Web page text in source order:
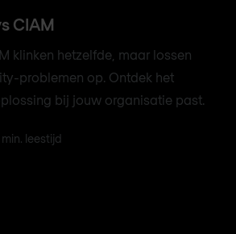
CIAM
klinken hetzelfde, maar lossen
problemen op. Ontdek het
bij jouw organisatie past.
min. leestijd